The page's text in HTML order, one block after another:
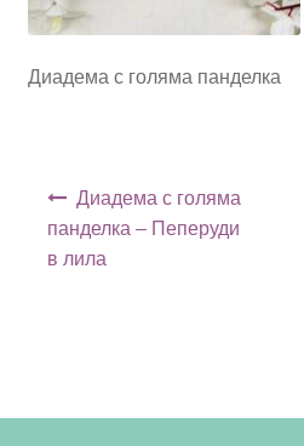
Диадема с голяма панделка
Диадема с голяма
панделка – Пеперуди
в лила